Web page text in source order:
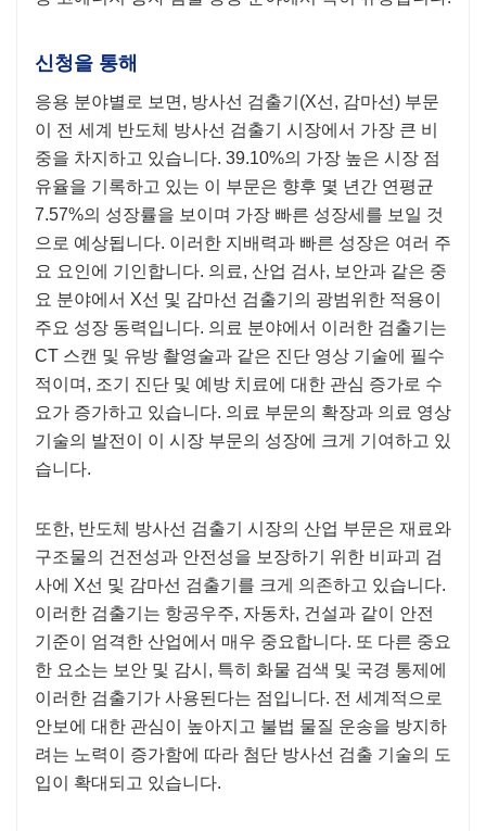
신청을 통해
응용 분야별로 보면, 방사선 검출기(X선, 감마선) 부문
이 전 세계 반도체 방사선 검출기 시장에서 가장 큰 비
중을 차지하고 있습니다. 39.10%의 가장 높은 시장 점
유율을 기록하고 있는 이 부문은 향후 몇 년간 연평균
7.57%의 성장률을 보이며 가장 빠른 성장세를 보일 것
으로 예상됩니다. 이러한 지배력과 빠른 성장은 여러 주
요 요인에 기인합니다. 의료, 산업 검사, 보안과 같은 중
요 분야에서 X선 ​​및 감마선 검출기의 광범위한 적용이
주요 성장 동력입니다. 의료 분야에서 이러한 검출기는
CT 스캔 및 유방 촬영술과 같은 진단 영상 기술에 필수
적이며, 조기 진단 및 예방 치료에 대한 관심 증가로 수
요가 증가하고 있습니다. 의료 부문의 확장과 의료 영상
기술의 발전이 이 시장 부문의 성장에 크게 기여하고 있
습니다.
또한, 반도체 방사선 검출기 시장의 산업 부문은 재료와
구조물의 건전성과 안전성을 보장하기 위한 비파괴 검
사에 X선 및 감마선 검출기를 크게 의존하고 있습니다.
이러한 검출기는 항공우주, 자동차, 건설과 같이 안전
기준이 엄격한 산업에서 매우 중요합니다. 또 다른 중요
한 요소는 보안 및 감시, 특히 화물 검색 및 국경 통제에
이러한 검출기가 사용된다는 점입니다. 전 세계적으로
안보에 대한 관심이 높아지고 불법 물질 운송을 방지하
려는 노력이 증가함에 따라 첨단 방사선 검출 기술의 도
입이 확대되고 있습니다.